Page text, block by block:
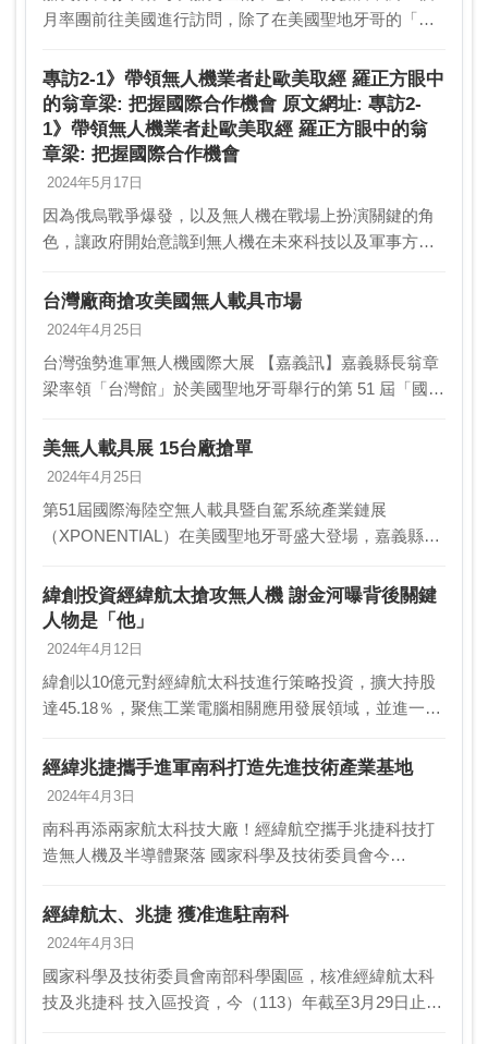
月率團前往美國進行訪問，除了在美國聖地牙哥的「國
(XPONENTIAL）設立台灣館之外，也參訪不少無人機產
業工廠、…
專訪2-1》帶領無人機業者赴歐美取經 羅正方眼中
的翁章梁: 把握國際合作機會 原文網址: 專訪2-
1》帶領無人機業者赴歐美取經 羅正方眼中的翁
章梁: 把握國際合作機會
2024年5月17日
因為俄烏戰爭爆發，以及無人機在戰場上扮演關鍵的角
色，讓政府開始意識到無人機在未來科技以及軍事方面
流，也讓政府看到台灣無人機發展的契機，所以政府帶
頭組成…
台灣廠商搶攻美國無人載具市場
2024年4月25日
台灣強勢進軍無人機國際大展 【嘉義訊】嘉義縣長翁章
梁率領「台灣館」於美國聖地牙哥舉行的第 51 屆「國際
開展，強勢集結中光電、雷虎科技、…
美無人載具展 15台廠搶單
2024年4月25日
第51屆國際海陸空無人載具暨自駕系統產業鏈展
（XPONENTIAL）在美國聖地牙哥盛大登場，嘉義縣長
雷虎科技、經緯航太等15家廠商聯手搶單。此次台…
緯創投資經緯航太搶攻無人機 謝金河曝背後關鍵
人物是「他」
2024年4月12日
緯創以10億元對經緯航太科技進行策略投資，擴大持股
達45.18％，聚焦工業電腦相關應用發展領域，並進一步
其中核心人物是經緯航太的創辦人羅正方。 …
經緯兆捷攜手進軍南科打造先進技術產業基地
2024年4月3日
南科再添兩家航太科技大廠！經緯航空攜手兆捷科技打
造無人機及半導體聚落 國家科學及技術委員會今
資金額達新台幣217.82億元，其中不乏航太科技產…
經緯航太、兆捷 獲准進駐南科
2024年4月3日
國家科學及技術委員會南部科學園區，核准經緯航太科
技及兆捷科 技入區投資，今（113）年截至3月29日止，